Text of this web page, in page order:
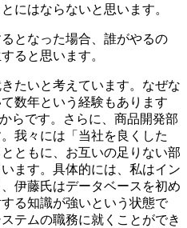
にはならないと思います。
となった場合、誰がやるの
ると思います。
たいと考えています。なぜな
数年という経験もあります
らです。さらに、商品開発部
我々には「当社を良くした
ともに、お互いの足りない部
ます。具体的には、私はイン
伊藤氏はデータベースを初め
る知識が強いという状態で
テムの職務に就くことができ